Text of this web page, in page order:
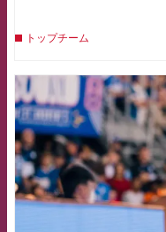
トップチーム